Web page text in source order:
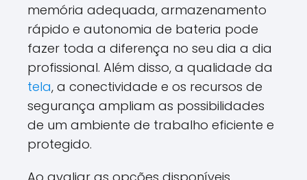
memória adequada, armazenamento
rápido e autonomia de bateria pode
fazer toda a diferença no seu dia a dia
profissional. Além disso, a qualidade da
tela, a conectividade e os recursos de
segurança ampliam as possibilidades
de um ambiente de trabalho eficiente e
protegido.